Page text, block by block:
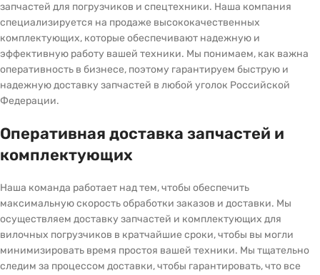
запчастей для погрузчиков и спецтехники. Наша компания
специализируется на продаже высококачественных
комплектующих, которые обеспечивают надежную и
эффективную работу вашей техники. Мы понимаем, как важна
оперативность в бизнесе, поэтому гарантируем быструю и
надежную доставку запчастей в любой уголок Российской
Федерации.
Оперативная доставка запчастей и
комплектующих
Наша команда работает над тем, чтобы обеспечить
максимальную скорость обработки заказов и доставки. Мы
осуществляем доставку запчастей и комплектующих для
вилочных погрузчиков в кратчайшие сроки, чтобы вы могли
минимизировать время простоя вашей техники. Мы тщательно
следим за процессом доставки, чтобы гарантировать, что все